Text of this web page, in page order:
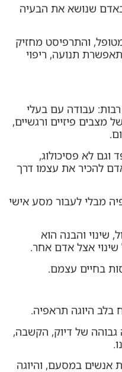
שנושא את הבעיה
והתרפיסט מחזיק
תנועה, ריפוי
רבות: עבודה עם בעלי
פיזיים ורגשיים,
וגם לא פסיכולוג,
להכיר את עצמו דרך
מבלי לעבור מסע אישי
שינוי והבנה הוא
אצל אדם אחר.
בחיים עצמם.
בלב היוגה תראפיה.
של דיוק, הקשבה,
אנשים במסעם, והיוגה